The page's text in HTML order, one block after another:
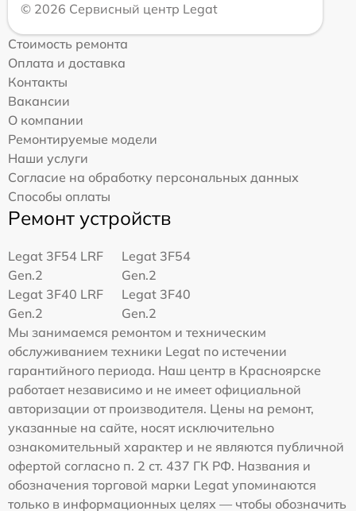
© 2026 Сервисный центр Legat
Стоимость ремонта
Оплата и доставка
Контакты
Вакансии
О компании
Ремонтируемые модели
Наши услуги
Согласие на обработку персональных данных
Способы оплаты
Ремонт устройств
Legat 3F54 LRF
Gen.2
Legat 3F54
Gen.2
Legat 3F40 LRF
Gen.2
Legat 3F40
Gen.2
Мы занимаемся ремонтом и техническим
обслуживанием техники Legat по истечении
гарантийного периода. Наш центр в Красноярске
работает независимо и не имеет официальной
авторизации от производителя. Цены на ремонт,
указанные на сайте, носят исключительно
ознакомительный характер и не являются публичной
офертой согласно п. 2 ст. 437 ГК РФ. Названия и
обозначения торговой марки Legat упоминаются
только в информационных целях — чтобы обозначить